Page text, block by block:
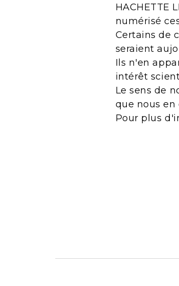
HACHETTE
numérisé
Certains de
seraient
Ils n'en
intérêt
Le sens de
que nous
Pour plus